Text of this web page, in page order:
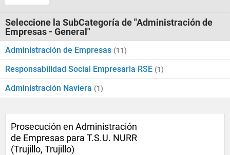
Seleccione la SubCategoría de "Administración de
Empresas - General"
Administración de Empresas (11)
Responsabilidad Social Empresaria RSE (1)
Administración Naviera (1)
Prosecución en Administración
de Empresas para T.S.U. NURR
(Trujillo, Trujillo)